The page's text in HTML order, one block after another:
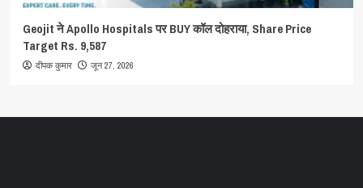
Geojit ने Apollo Hospitals पर BUY कॉल दोहराया, Share Price
Target Rs. 9,587
दीपक कुमार जून 27, 2026